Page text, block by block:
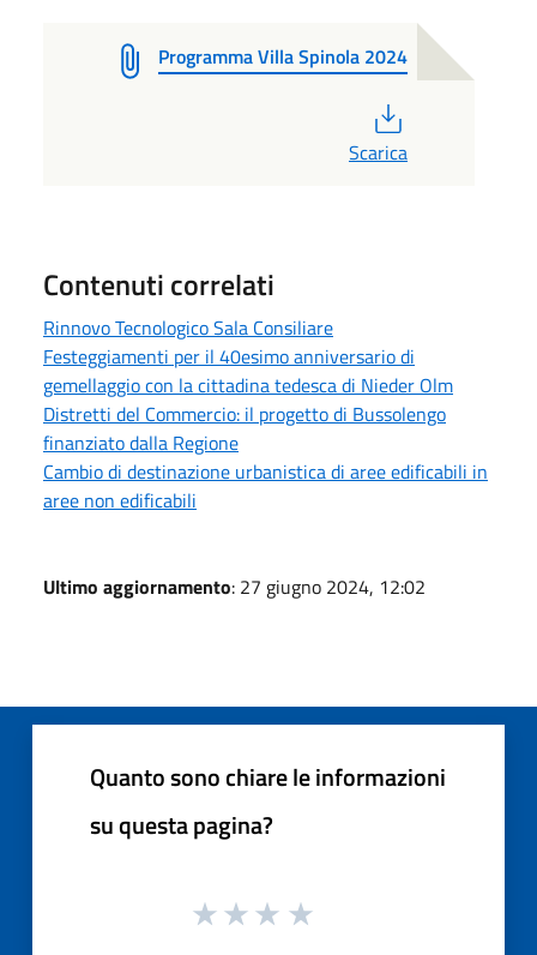
Programma Villa Spinola 2024
Scarica
Contenuti correlati
Rinnovo Tecnologico Sala Consiliare
Festeggiamenti per il 40esimo anniversario di
gemellaggio con la cittadina tedesca di Nieder Olm
Distretti del Commercio: il progetto di Bussolengo
finanziato dalla Regione
Cambio di destinazione urbanistica di aree edificabili in
aree non edificabili
Ultimo aggiornamento: 27 giugno 2024, 12:02
Quanto sono chiare le informazioni
su questa pagina?